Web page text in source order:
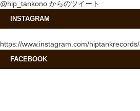
@hip_tankono からのツイート
INSTAGRAM
https://www.instagram.com/hiptankrecords/
FACEBOOK